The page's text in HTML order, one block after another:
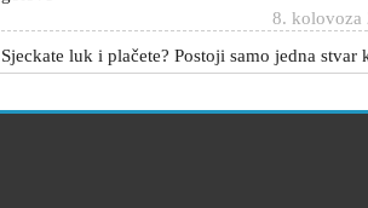
Sjeckate luk i plačete? Postoji samo jedna stvar
trebate napraviti prije nego što uzmete nož u
8. kolovoza
Hrvatska u Zagrebu nakon drame svladala